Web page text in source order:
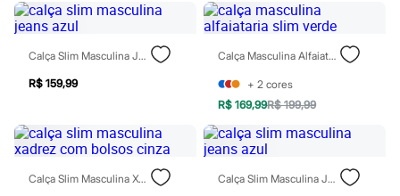
Naruto
Patrulha Canina
Stitch
Beleza
Kits
Novidades
Cabelos
Condicionador
Escovas e Pentes
Finalizadores
Calça Slim Masculina Jeans Azul
R$ 159,99
Calça Masculina Alfaiataria Slim Verde
+ 2 cores
R$ 169,99R$ 199,99
Calça Slim Masculina Xadrez Com Bolsos Cinza Calça Slim Masculina Jeans Azul